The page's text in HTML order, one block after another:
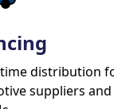
distribution
suppliers and